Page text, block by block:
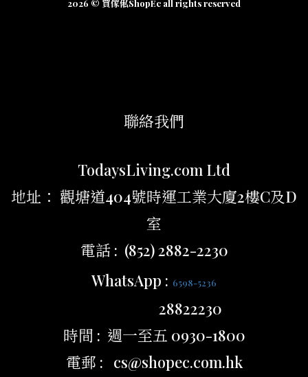
2026 © 買傢俬ShopEc all rights reserved
聯絡我們
TodaysLiving.com Ltd
地址： 觀塘道404號時運工業大廈2樓C及D
室
電話 : (852) 2882-2230
WhatsApp : 6598-5236
28822230
時間 : 週一至五 0930-1800
電郵 : cs@shopec.com.hk